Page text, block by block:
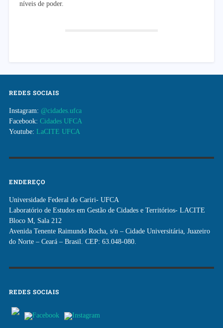
níveis de poder.
REDES SOCIAIS
Instagram: @cidades.ufca
Facebook: Cidades UFCA
Youtube: LaCITE UFCA
ENDEREÇO
Universidade Federal do Cariri- UFCA
Laboratório de Estudos em Gestão de Cidades e Territórios- LACITE
Bloco M, Sala 212
Avenida Tenente Raimundo Rocha, s/n – Cidade Universitária, Juazeiro
do Norte – Ceará – Brasil. CEP: 63.048-080.
REDES SOCIAIS